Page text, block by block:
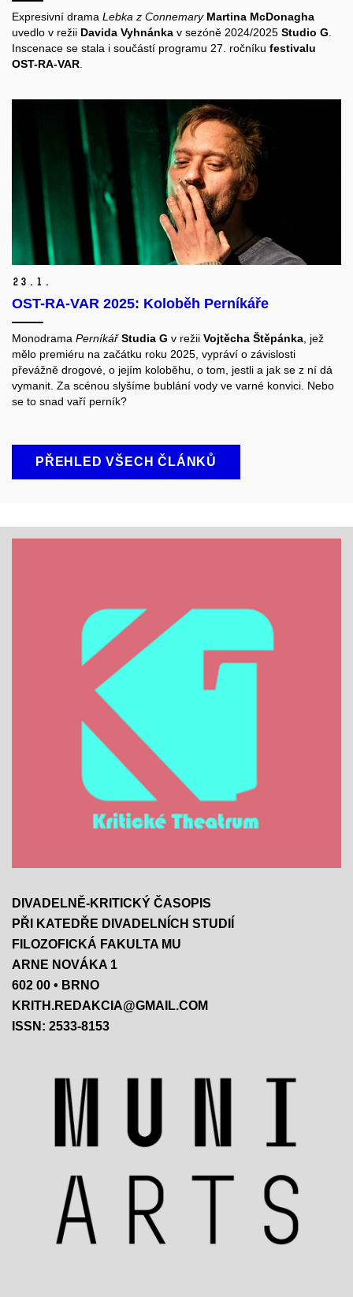
Expresivní drama Lebka z Connemary Martina McDonagha
uvedlo v režii Davida Vyhnánka v sezóně 2024/2025 Studio G.
Inscenace se stala i součástí programu 27. ročníku festivalu
OST-RA-VAR.
23. 1.
OST-RA-VAR 2025: Koloběh Perníkáře
Monodrama PerníkářStudia G v režii Vojtěcha Štěpánka , jež
mělo premiéru na začátku roku 2025, vypráví o závislosti
převážně drogové, o jejím koloběhu, o tom, jestli a jak se z ní dá
vymanit. Za scénou slyšíme bublání vody ve varné konvici. Nebo
se to snad vaří perník?
PŘEHLED VŠECH ČLÁNKŮ
DIVADELNĚ-KRITICKÝ ČASOPIS
PŘI KATEDŘE DIVADELNÍCH STUDIÍ
FILOZOFICKÁ FAKULTA MU
ARNE NOVÁKA 1
602 00 • BRNO
KRITH.REDAKCIA@GMAIL.COM
ISSN: 2533-8153